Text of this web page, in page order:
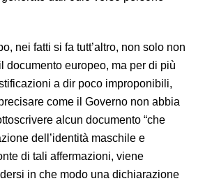
nei fatti si fa tutt’altro, non solo non
documento europeo, ma per di più
a dir poco improponibili,
come il Governo non abbia
alcun documento “che
dell’identità maschile e
di tali affermazioni, viene
in che modo una dichiarazione